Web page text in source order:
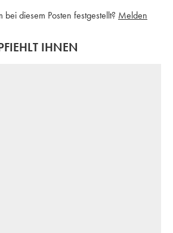
diesem Posten festgestellt? Melden
IHNEN